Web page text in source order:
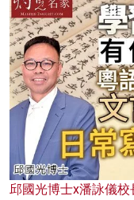
邱國光博士x潘詠儀